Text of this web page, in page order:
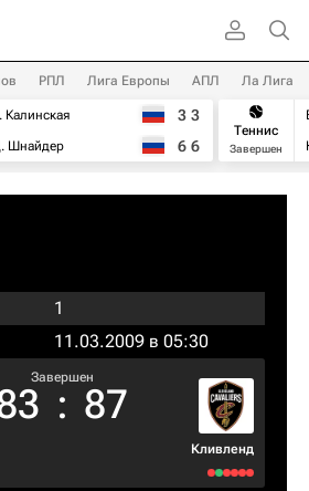
РПЛ Лига Европы АПЛ Ла Лига
Калинская
Шнайдер
3 3
6 6
Теннис
Завершен
1
11.03.2009 в 05:30
Завершен
: 87
Кливленд